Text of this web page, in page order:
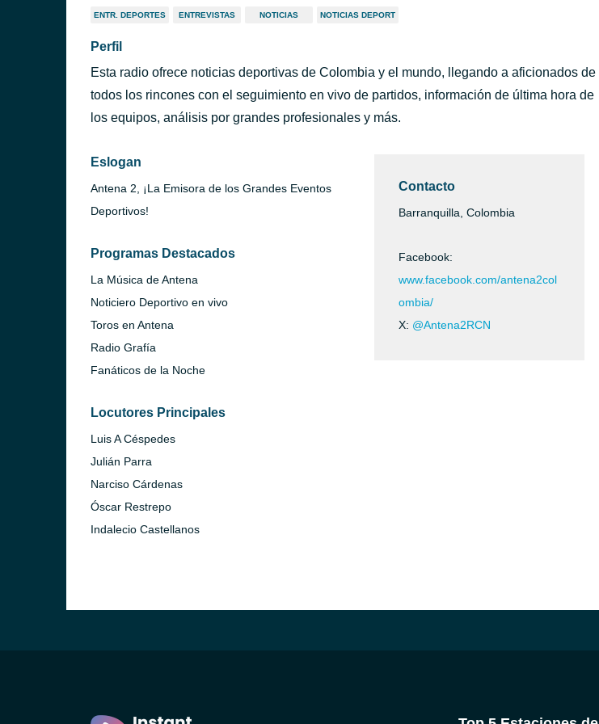
ENTR. DEPORTES ENTREVISTAS NOTICIAS NOTICIAS DEPORT
Perfil
Esta radio ofrece noticias deportivas de Colombia y el mundo, llegando a aficionados de
todos los rincones con el seguimiento en vivo de partidos, información de última hora de
los equipos, análisis por grandes profesionales y más.
Eslogan
Antena 2, ¡La Emisora de los Grandes Eventos
Deportivos!
Programas Destacados
La Música de Antena
Noticiero Deportivo en vivo
Toros en Antena
Radio Grafía
Fanáticos de la Noche
Locutores Principales
Luis A Céspedes
Julián Parra
Narciso Cárdenas
Óscar Restrepo
Indalecio Castellanos
Contacto
Barranquilla, Colombia
Facebook:
www.facebook.com/antena2col
ombia/
X: @Antena2RCN